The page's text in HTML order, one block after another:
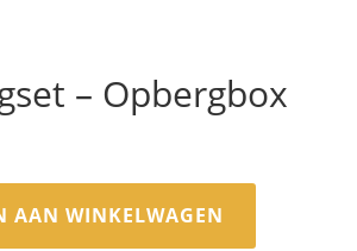
– Opbergbox
AAN WINKELWAGEN